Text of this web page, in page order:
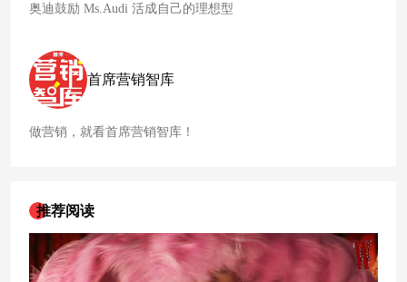
奥迪鼓励 Ms.Audi 活成自己的理想型
首席营销智库
做营销，就看首席营销智库！
推荐阅读